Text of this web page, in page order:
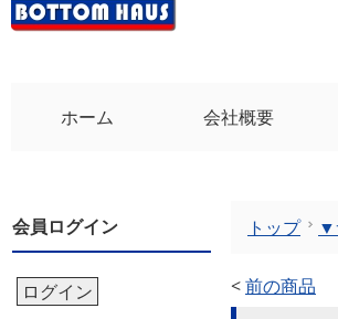
ホーム 会社概要
会員ログイン
ログイン
トップ ▼
<前の商品